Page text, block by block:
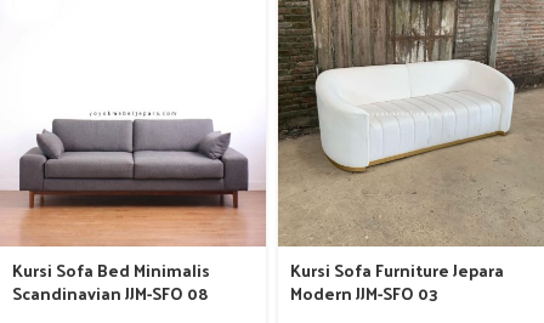
Kursi Sofa Bed Minimalis
Scandinavian JJM-SFO 08
Kursi Sofa Furniture Jepara
Modern JJM-SFO 03